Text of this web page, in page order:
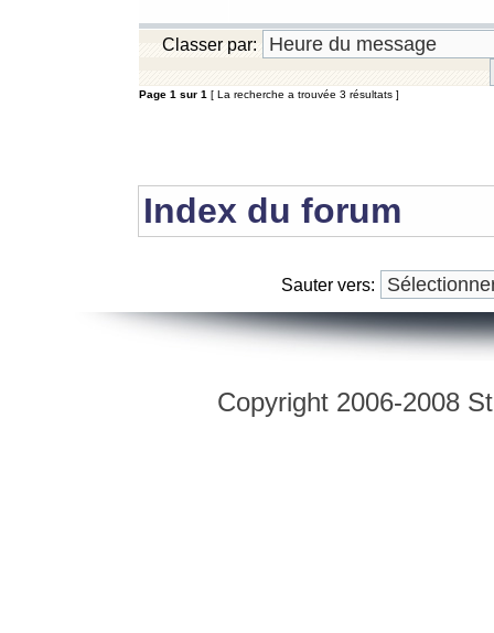
Classer par:
Page 1 sur 1 [ La recherche a trouvée 3 résultats ]
Index du forum
Sauter vers:
Copyright 2006-2008